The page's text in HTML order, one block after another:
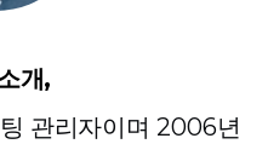
개,
관리자이며 2006년